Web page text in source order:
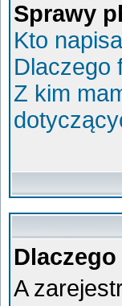
Sprawy
Kto
Dlaczego
Z kim
A